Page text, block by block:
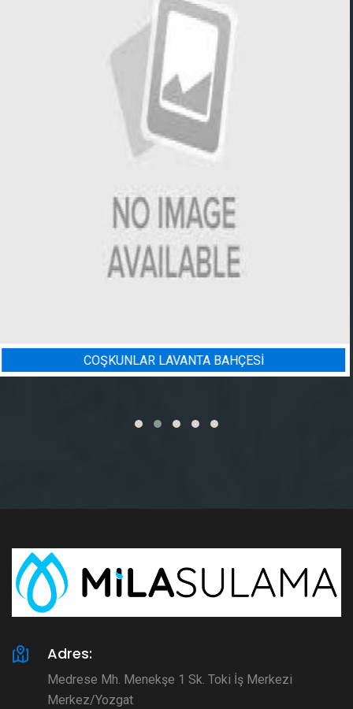
BADEM BAHÇESI SULAMA
Adres:
Medrese Mh. Menekşe 1 Sk. Toki İş Merkezi
Merkez/Yozgat